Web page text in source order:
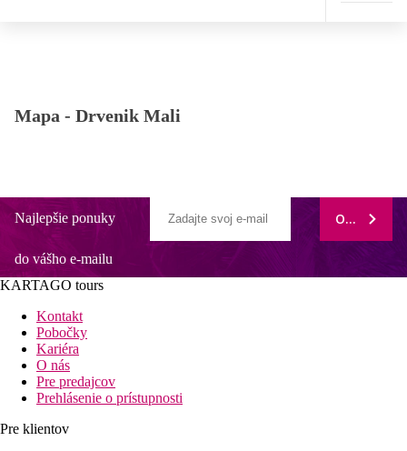
Mapa - Drvenik Mali
Najlepšie ponuky
do vášho e-mailu
ODOBERAŤ
KARTAGO tours
Kontakt
Pobočky
Kariéra
O nás
Pre predajcov
Prehlásenie o prístupnosti
Pre klientov